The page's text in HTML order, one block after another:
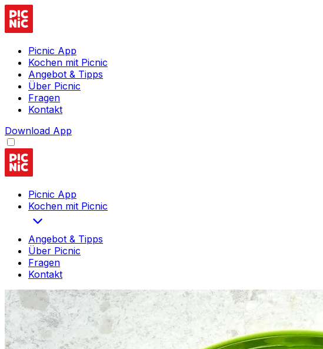
Picnic App
Kochen mit Picnic
Angebot & Tipps
Über Picnic
Fragen
Kontakt
Download App
Picnic App
Kochen mit Picnic
Angebot & Tipps
Über Picnic
Fragen
Kontakt